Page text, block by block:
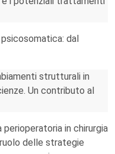
dal
strutturali in
Un contributo al
in chirurgia
delle strategie